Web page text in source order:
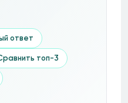
ответ
топ-3